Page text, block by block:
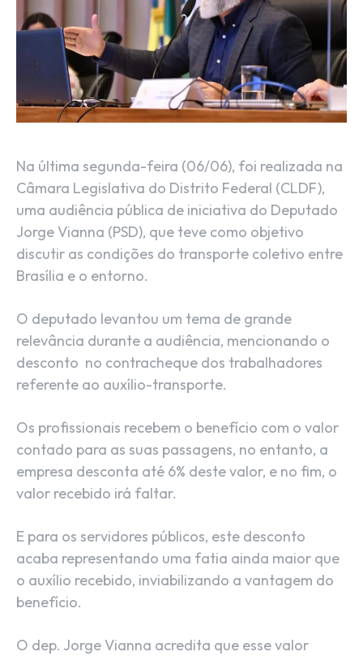
Na última segunda-feira (06/06), foi realizada na
Câmara Legislativa do Distrito Federal (CLDF),
uma audiência pública de iniciativa do Deputado
Jorge Vianna (PSD), que teve como objetivo
discutir as condições do transporte coletivo entre
Brasília e o entorno.
O deputado levantou um tema de grande
relevância durante a audiência, mencionando o
desconto no contracheque dos trabalhadores
referente ao auxílio-transporte.
Os profissionais recebem o benefício com o valor
contado para as suas passagens, no entanto, a
empresa desconta até 6% deste valor, e no fim, o
valor recebido irá faltar.
E para os servidores públicos, este desconto
acaba representando uma fatia ainda maior que
o auxílio recebido, inviabilizando a vantagem do
benefício.
O dep. Jorge Vianna acredita que esse valor